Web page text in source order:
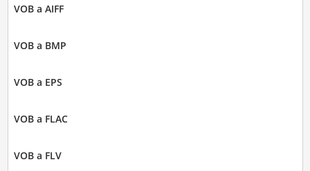
VOB a AIFF
VOB a BMP
VOB a EPS
VOB a FLAC
VOB a FLV